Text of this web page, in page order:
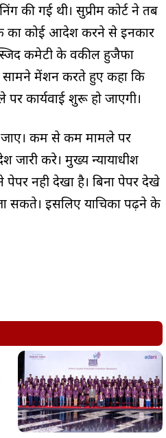
की गई थी। सुप्रीम कोर्ट ने तब
का कोई आदेश करने से इनकार
कमेटी के वकील हुजैफा
सामने मेंशन करते हुए कहा कि
कार्यवाई शुरू हो जाएगी।
कम से कम मामले पर
जारी करे। मुख्य न्यायाधीश
नही देखा है। बिना पेपर देखे
सकते। इसलिए याचिका पढ़ने के